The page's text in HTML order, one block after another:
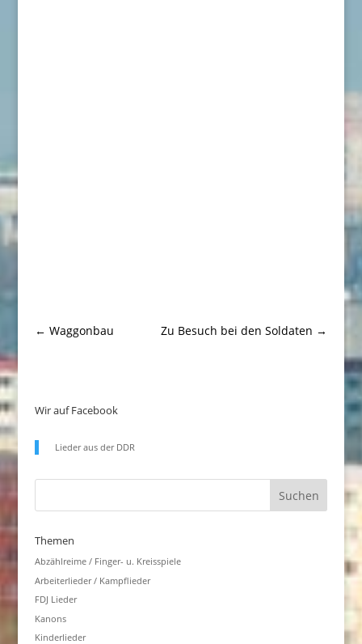
← Waggonbau Zu Besuch bei den Soldaten →
Wir auf Facebook
Lieder aus der DDR
Themen
Abzählreime / Finger- u. Kreisspiele
Arbeiterlieder / Kampflieder
FDJ Lieder
Kanons
Kinderlieder